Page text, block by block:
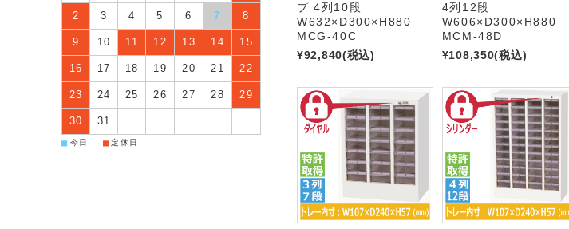
プ 4列10段
W632×D300×H880
MCG-40C
¥92,840(税込)
4列12段
W606×D300×H880
MCM-48D
¥108,350(税込)
2 3 4 5 6 7 8
9 10 11 12 13 14 15
16 17 18 19 20 21 22
23 24 25 26 27 28 29
30 31
■ 今日 ■ 定休日